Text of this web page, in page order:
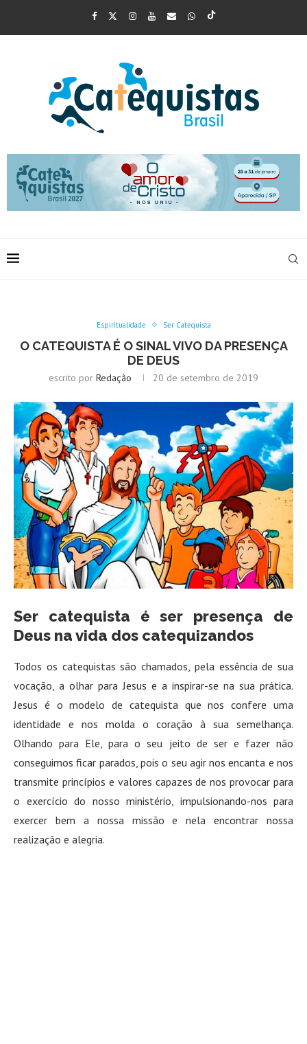
Espiritualidade Ser Catequista
O CATEQUISTA É O SINAL VIVO DA PRESENÇA
DE DEUS
escrito por Redação 20 de setembro de 2019
Ser catequista é ser presença de
Deus na vida dos catequizandos
Todos os catequistas são chamados, pela essência de sua
vocação, a olhar para Jesus e a inspirar-se na sua prática.
Jesus é o modelo de catequista que nos confere uma
identidade e nos molda o coração à sua semelhança.
Olhando para Ele, para o seu jeito de ser e fazer não
conseguimos ficar parados, pois o seu agir nos encanta e nos
transmite princípios e valores capazes de nos provocar para
o exercício do nosso ministério, impulsionando-nos para
exercer bem a nossa missão e nela encontrar nossa
realização e alegria.